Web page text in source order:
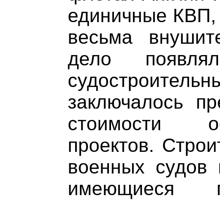
единичные КВП,
весьма
дело
заключалось
стоимости
проектов.
военных
имеющиеся